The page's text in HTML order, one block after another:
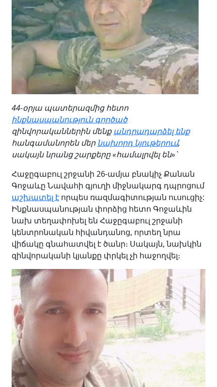
44-օրյա պատերազմից հետո
ինքնասպանություն գործած
զինվորականներին մենք անդրադարձել ենք
հանգամանորեն մեր նախորդ նյութերում,
սակայն նրանց շարքերը «համալրվել են»՝
Հաջըգաբուլ շրջանի 26-ամյա բնակիչ Քանան
Գոջաևը Նավահի գյուղի միջնակարգ դպրոցում
աշխատել է որպես ռազմագիտության ուսուցիչ:
Ինքնասպանության փորձից հետո Գոջաևին
նախ տեղափոխել են Հաջըգաբուլ շրջանի
կենտրոնական հիվանդանոց, որտեղ նրա
վիճակը գնահատվել է ծանր։ Սակայն, նախկին
զինվորականի կյանքը փրկել չի հաջողվել։